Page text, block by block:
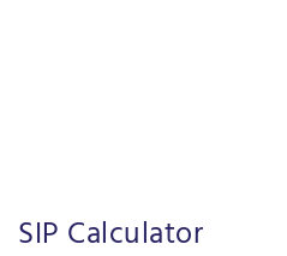
SIP Calculator